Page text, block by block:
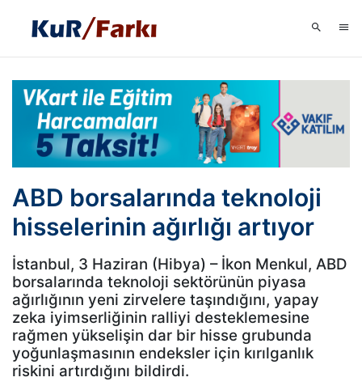
ABD borsalarında teknoloji
hisselerinin ağırlığı artıyor
İstanbul, 3 Haziran (Hibya) – İkon Menkul, ABD
borsalarında teknoloji sektörünün piyasa
ağırlığının yeni zirvelere taşındığını, yapay
zeka iyimserliğinin ralliyi desteklemesine
rağmen yükselişin dar bir hisse grubunda
yoğunlaşmasının endeksler için kırılganlık
riskini artırdığını bildirdi.